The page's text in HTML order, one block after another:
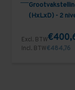
(HxLxD) - 2
Excl. BTW
Incl. BTW€484,76